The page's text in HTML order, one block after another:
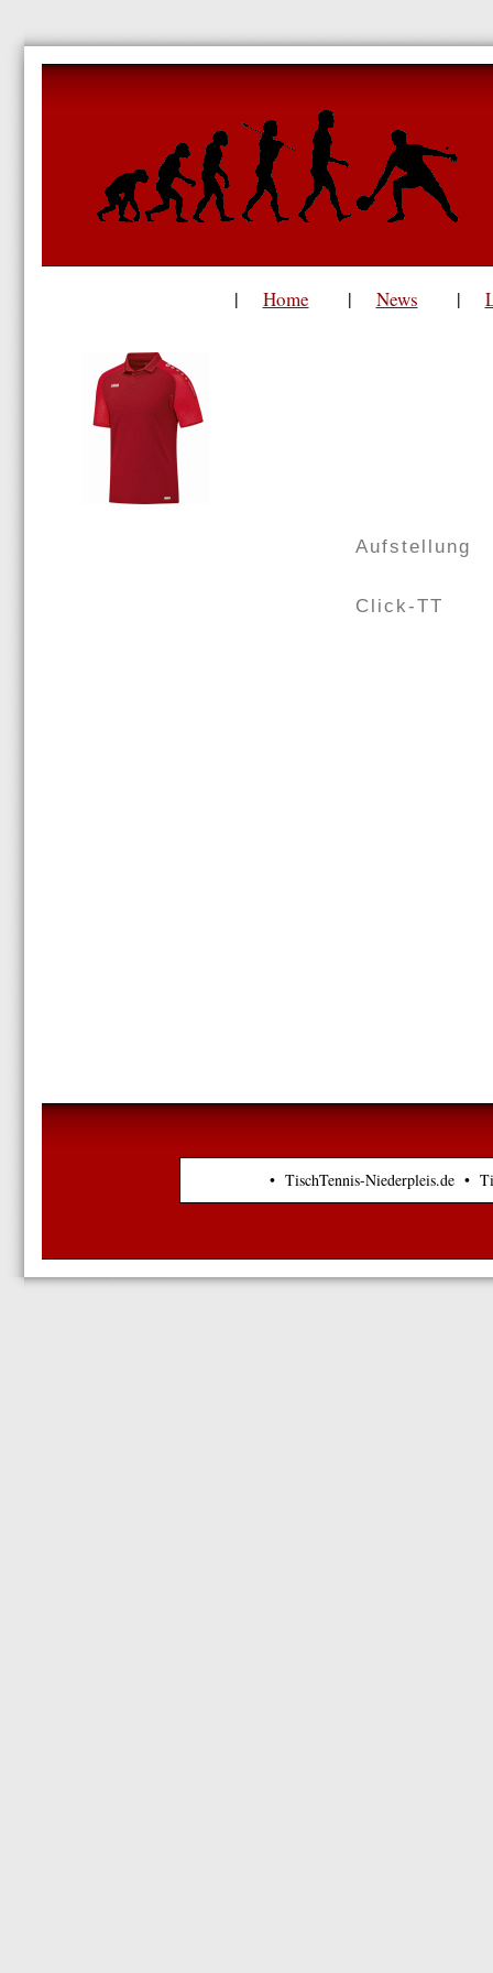
| Home | News |
Aufstellung
Click-TT
• TischTennis-Niederpleis.de •